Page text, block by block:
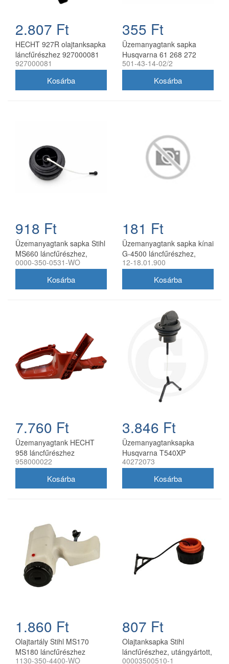
2.807 Ft
HECHT 927R olajtanksapka
láncfűrészhez 927000081
927000081
355 Ft
Üzemanyagtank sapka
Husqvarna 61 268 272
láncfűrészhez utángyártott
501-43-14-02/2
918 Ft
Üzemanyagtank sapka Stihl
MS660 láncfűrészhez,
utángyártott
0000-350-0531-WO
181 Ft
Üzemanyagtank sapka kínai
G-4500 láncfűrészhez,
utángyártott
12-18.01.900
7.760 Ft
Üzemanyagtank HECHT
958 láncfűrészhez
958000022
3.846 Ft
Üzemanyagtanksapka
Husqvarna T540XP
láncfűrészhez
40272073
1.860 Ft
Olajtartály Stihl MS170
MS180 láncfűrészhez
1130-350-4400-WO
807 Ft
Olajtanksapka Stihl
láncfűrészhez, utángyártott,
00003500510-1